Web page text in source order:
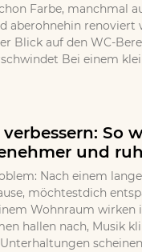
Farbe, manchmal
aberohnehin renoviert
Blick auf den WC-
Bei einem
So
und
Nach einem
möchtestdich
Wohnraum wirken
hallen nach, Musik